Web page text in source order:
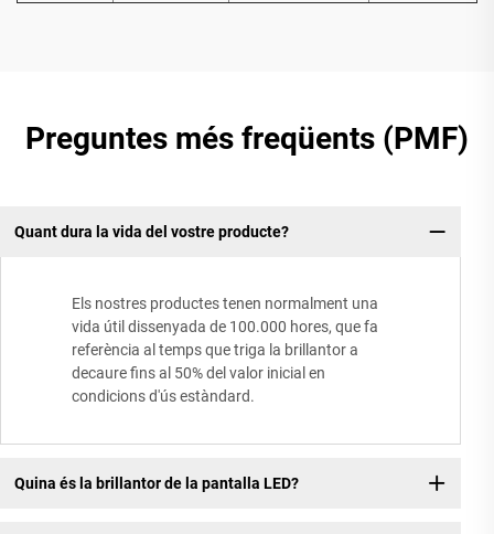
Preguntes més freqüents (PMF)
Quant dura la vida del vostre producte?
Els nostres productes tenen normalment una
vida útil dissenyada de 100.000 hores, que fa
referència al temps que triga la brillantor a
decaure fins al 50% del valor inicial en
condicions d'ús estàndard.
Quina és la brillantor de la pantalla LED?